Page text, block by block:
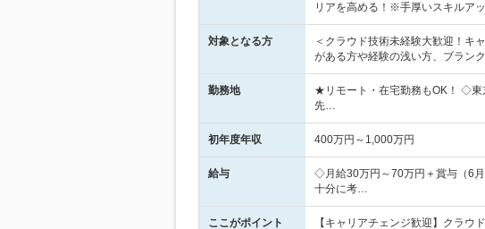
リアを高める！※手厚いスキルア
対象となる方
＜クラウド技術未経験大歓迎！キ
がある方や経験の浅い方、ブラン
勤務地
★リモート・在宅勤務もOK！ ◇東
先…
初年度年収 400万円～1,000万円
給与
◇月給30万円～70万円＋賞与（6
十分に考…
ここがポイント 【キャリアチェンジ歓迎】クラウ